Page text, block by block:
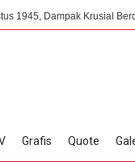
Krusial Berdirinya PPKI
Grafis Quote